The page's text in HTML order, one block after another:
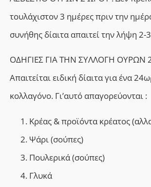
τουλάχιστον 3 ημέρες πριν την
συνήθης δίαιτα απαιτεί την λήψη
ΟΔΗΓΙΕΣ ΓΙΑ ΤΗΝ ΣΥΛΛΟΓΗ ΟΥΡΩΝ
Απαιτείται ειδική δίαιτα για ένα
κολλαγόνο. Γι’αυτό απαγορεύονται :
Kρέας & προϊόντα κρέατος
Ψάρι (σούπες)
Πουλερικά (σούπες)
Γλυκά